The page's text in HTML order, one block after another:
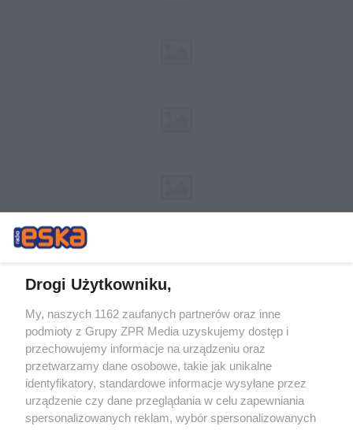
Żaden utwór zamieszczony w serwisie nie może być powielany i
rozpowszechniany lub dalej rozpowszechniany w jakikolwiek sposób (w
tym także elektroniczny lub mechaniczny) na jakimkolwiek polu
eksploatacji w jakiejkolwiek formie, włącznie z umieszczaniem w
Internecie bez pisemnej zgody właściciela praw. Jakiekolwiek użycie lub
wykorzystanie utworów w całości lub w części z naruszeniem prawa,
tzn. bez właściwej zgody, jest zabronione pod groźbą kary i może być
ścigane prawnie.
Drogi Użytkowniku,
My, naszych 1162 zaufanych partnerów oraz inne
podmioty z Grupy ZPR Media uzyskujemy dostęp i
przechowujemy informacje na urządzeniu oraz
przetwarzamy dane osobowe, takie jak unikalne
identyfikatory, standardowe informacje wysyłane przez
urządzenie czy dane przeglądania w celu zapewniania
spersonalizowanych reklam, wybór spersonalizowanych